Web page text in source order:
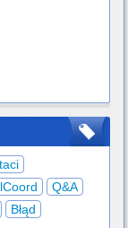
Q&A
Błąd